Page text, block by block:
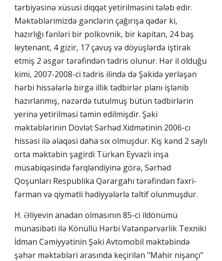
tərbiyəsinə xüsusi diqqət yetirilməsini tələb edir.
Məktəblərimizdə gənclərin çağırışa qədər ki,
hazırlığı fənləri bir polkovnik, bir kapitan, 24 baş
leytenant, 4 gizir, 17 çavuş və döyüşlərdə iştirak
etmiş 2 əsgər tərəfindən tədris olunur. Hər il olduğu
kimi, 2007-2008-ci tədris ilində də Şəkidə yerləşən
hərbi hissələrlə birgə illik tədbirlər planı işlənib
hazırlanmış, nəzərdə tutulmuş bütün tədbirlərin
yerinə yetirilməsi təmin edilmişdir. Şəki
məktəblərinin Dövlət Sərhəd Xidmətinin 2006-cı
hissəsi ilə əlaqəsi daha sıx olmuşdur. Kiş kənd 2 saylı
orta məktəbin şagirdi Türkan Eyvazlı inşa
müsabiqəsində fərqləndiyinə görə, Sərhəd
Qoşunları Respublika Qərargahı tərəfindən fəxri-
fərman və qiymətli hədiyyələrlə təltif olunmuşdur.
H. Əliyevin anadan olmasının 85-ci ildönümü
münasibəti ilə Könüllü Hərbi Vətənpərvərlik Texniki
İdman Cəmiyyətinin Şəki Avtomobil məktəbində
şəhər məktəbləri arasında keçirilən "Mahir nişançı"